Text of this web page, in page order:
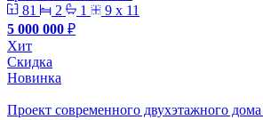
81
2 1
9 x 11
5 000 000 ₽
Хит
Скидка
Новинка
Проект современного двухэтажного